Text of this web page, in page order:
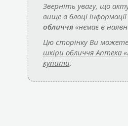
Зверніть увагу, що
вище в блоці
обличчя«немає в
Цю сторінку Ви
шкіри обличчя Аптека
купити.